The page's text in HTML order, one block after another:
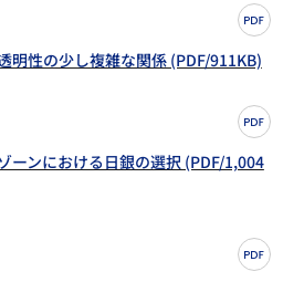
明性の少し複雑な関係 (PDF/911KB)
ーンにおける日銀の選択 (PDF/1,004